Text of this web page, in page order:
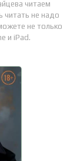
читаем
читать не надо
не только
и iPad.